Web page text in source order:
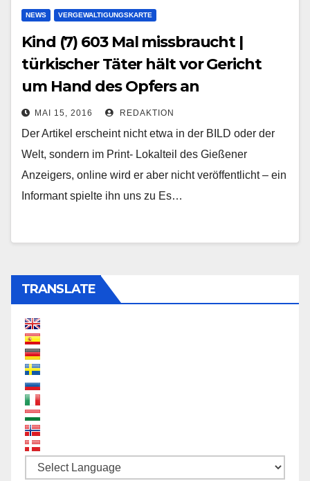
NEWS VERGEWALTIGUNGSKARTE
Kind (7) 603 Mal missbraucht |
türkischer Täter hält vor Gericht
um Hand des Opfers an
MAI 15, 2016 REDAKTION
Der Artikel erscheint nicht etwa in der BILD oder der
Welt, sondern im Print- Lokalteil des Gießener
Anzeigers, online wird er aber nicht veröffentlicht – ein
Informant spielte ihn uns zu Es…
TRANSLATE